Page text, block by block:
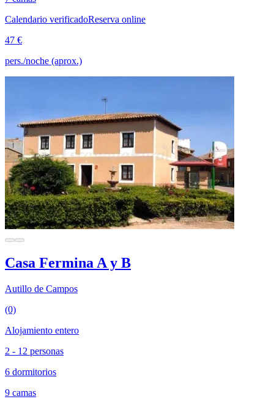
Calendario verificadoReserva online
47 €
pers./noche (aprox.)
Casa Fermina A y B
Autillo de Campos
(0)
Alojamiento entero
2 - 12 personas
6 dormitorios
9 camas